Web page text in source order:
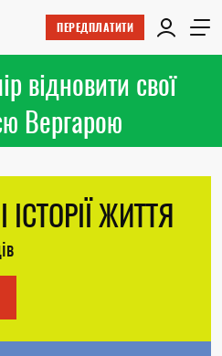
ПЕРЕДПЛАТИТИ
відновити свої
Вергарою
ЖИТТЯ